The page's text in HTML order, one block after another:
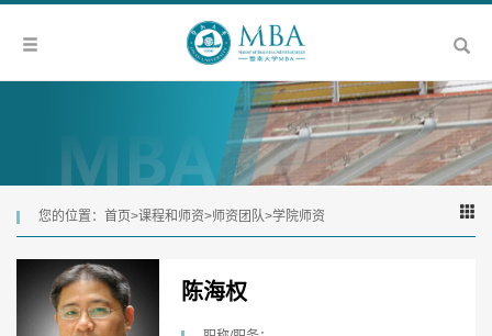
您的位置： 首页>课程和师资>师资团队>学院师资
陈海权